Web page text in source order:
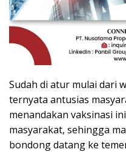
Sudah di atur mulai dari
ternyata antusias
menandakan vaksinasi
masyarakat, sehingga
bondong datang ke